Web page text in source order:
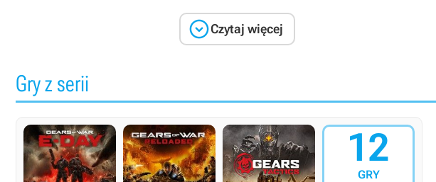
Czytaj więcej
Gry z serii
12
GRY